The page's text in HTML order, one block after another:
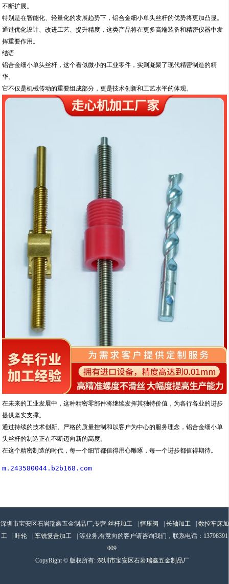
不断扩展。
特别是在智能化、轻量化的发展趋势下，铝合金细小单头丝杆的优势将更加凸显。
通过优化设计、改进工艺、提升精度，这类产品将在更多高端装备和精密仪器中发
挥重要作用。
结语
铝合金细小单头丝杆，这个看似微小的工业零件，实则凝聚了现代精密制造的精
华。
它不仅是机械传动的重要组成部分，更是技术创新和工艺水平的体现。
在未来的工业发展中，这种精密零部件将继续发挥其独特价值，为各行各业的进步
提供坚实支撑。
通过持续的技术创新、严格的质量控制和以客户为中心的服务理念，铝合金细小单
头丝杆的制造正在不断迈向新的高度。
在这个精密制造的时代，每一个细节都值得用心雕琢，每一个进步都值得期待。
m.243580044.b2b168.com
深圳市宝安区石岩瑞鑫五金制品厂,专营 丝杆加工 |恒压阀 长轴加工
数控车床加
工
叶轮 车铣复合加工 | 等业务,有意向的客户请咨询我们，联系电话： 13798391
009
CopyRight © 版权所有: 深圳市宝安区石岩瑞鑫五金制品厂